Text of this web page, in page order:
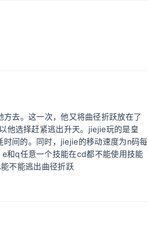
去。这一次，他又将曲径折跃放在了
他选择赶紧逃出升天。jiejie玩的是皇
间的。同时，jiejie的移动速度为n码每
和q任意一个技能在cd都不能使用技能
不能逃出曲径折跃